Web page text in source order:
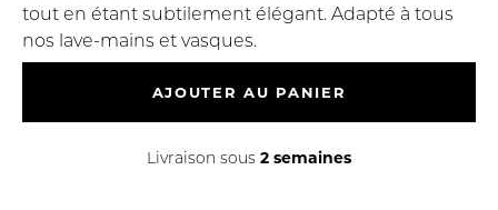
tout en étant subtilement élégant. Adapté à tous
nos lave-mains et vasques.
AJOUTER AU PANIER
Livraison sous 2 semaines